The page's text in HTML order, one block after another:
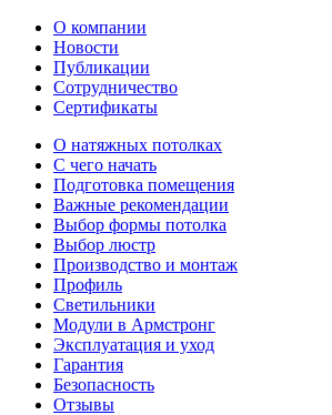
Отель Эмеральд
О компании
Новости
Публикации
Сотрудничество
Сертификаты
О натяжных потолках
С чего начать
Подготовка помещения
Важные рекомендации
Выбор формы потолка
Выбор люстр
Производство и монтаж
Профиль
Светильники
Модули в Армстронг
Эксплуатация и уход
Гарантия
Безопасность
Отзывы